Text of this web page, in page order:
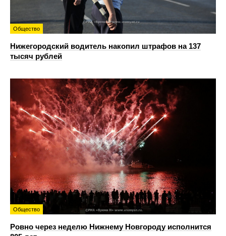
Общество
Нижегородский водитель накопил штрафов на 137
тысяч рублей
Общество
Ровно через неделю Нижнему Новгороду исполнится